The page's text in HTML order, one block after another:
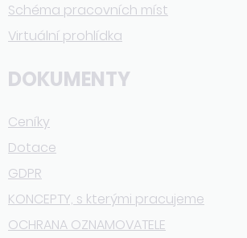
Schéma pracovních míst
Virtuální prohlídka
DOKUMENTY
Ceníky
Dotace
GDPR
KONCEPTY, s kterými pracujeme
OCHRANA OZNAMOVATELE